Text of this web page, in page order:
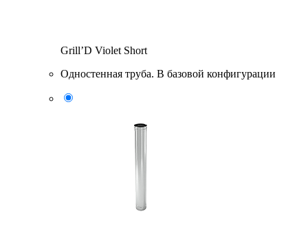
Grill’D Violet Short
Одностенная труба. В базовой конфигурации